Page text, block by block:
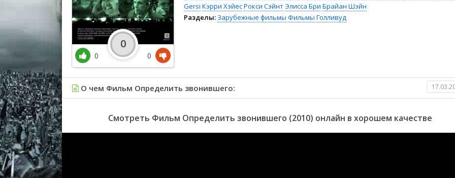
Gersi Кэрри ХэйесРокси СэйнтЭлисса Бри Брайан Шэйн
Разделы: Зарубежные фильмы Фильмы Голливуд
0
0
0
О чем Фильм Определить звонившего:
Смотреть Фильм Определить звонившего (2010) онлайн в хорошем качестве